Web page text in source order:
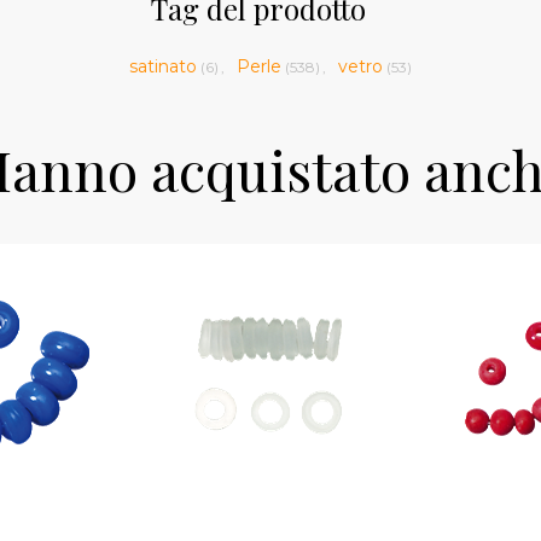
Tag del prodotto
satinato (6) , Perle (538) , vetro (53)
acquistato